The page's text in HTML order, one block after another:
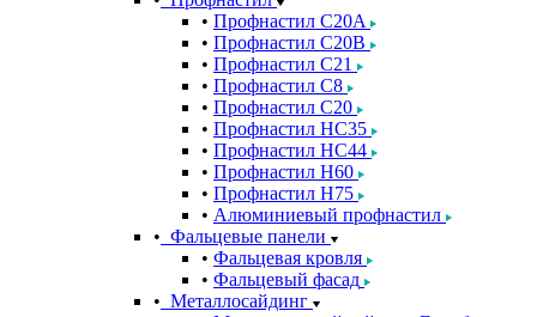
Профнастил С20A
Профнастил С20B
Профнастил С21
Профнастил С8
Профнастил С20
Профнастил НС35
Профнастил НС44
Профнастил Н60
Профнастил Н75
Алюминиевый профнастил
Фальцевые панели
Фальцевая кровля
Фальцевый фасад
Металлосайдинг